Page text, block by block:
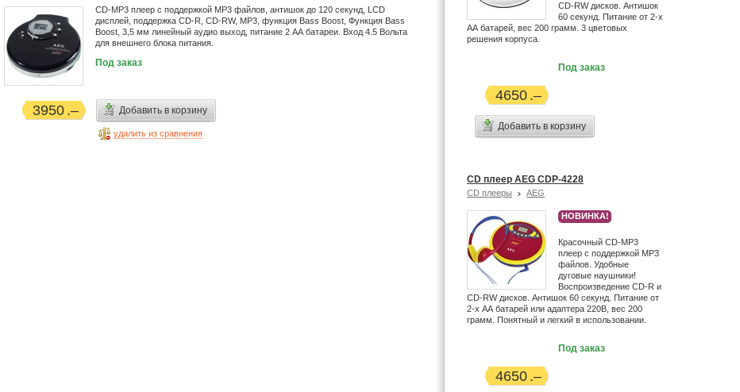
CD-MP3 плеер с поддержкой MP3 файлов, антишок до 120 секунд, LCD
дисплей, поддержка CD-R, CD-RW, MP3, функция Bass Boost, Функция Bass
Boost, 3,5 мм линейный аудио выход, питание 2 АА батареи. Вход 4.5 Вольта
для внешнего блока питания.
Под заказ
3950 Добавить в корзину
удалить из сравнения
CD-RW дисков. Антишок
60 секунд. Питание от 2-х
АА батарей, вес 200 грамм. 3 цветовых
решения корпуса.
Под заказ
4650
Добавить в корзину
CD плеер AEG CDP-4228
CD плееры AEG
НОВИНКА!
Красочный CD-MP3
плеер с поддержкой MP3
файлов. Удобные
дуговые наушники!
Воспроизведение CD-R и
CD-RW дисков. Антишок 60 секунд. Питание от
2-х АА батарей или адаптера 220В, вес 200
грамм. Понятный и легкий в использовании.
Под заказ
4650